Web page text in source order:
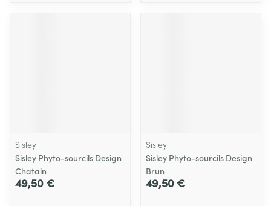
Sisley
Sisley Phyto-sourcils Design
Chatain
49,50 €
Sisley
Sisley Phyto-sourcils Design
Brun
49,50 €